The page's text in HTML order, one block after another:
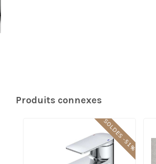
Produits connexes
SOLDES -51%